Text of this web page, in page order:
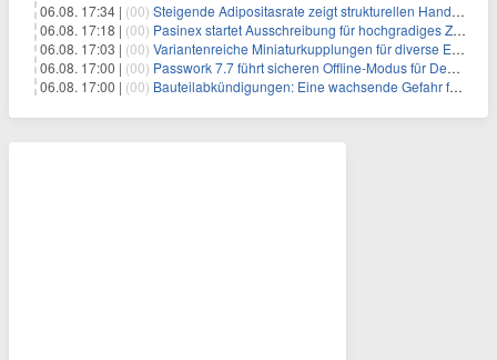
06.08. 17:34 | (00) Steigende Adipositasrate zeigt strukturellen Handlungsbedarf bei der Ernährung schulpflichtiger Kinder
06.08. 17:18 | (00) Pasinex startet Ausschreibung für hochgradiges Zinksulfidkonzentrat mit Germanium- und Silbergehalten und stellt ein Betriebsupdate bereit
06.08. 17:03 | (00) Variantenreiche Miniaturkupplungen für diverse Einsatzbereiche
06.08. 17:00 | (00) Passwork 7.7 führt sicheren Offline-Modus für Desktop- und Mobile-Apps ein
06.08. 17:00 | (00) Bauteilabkündigungen: Eine wachsende Gefahr für industrielle Elektroniksysteme